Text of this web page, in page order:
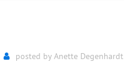
posted by Anette Degenhardt